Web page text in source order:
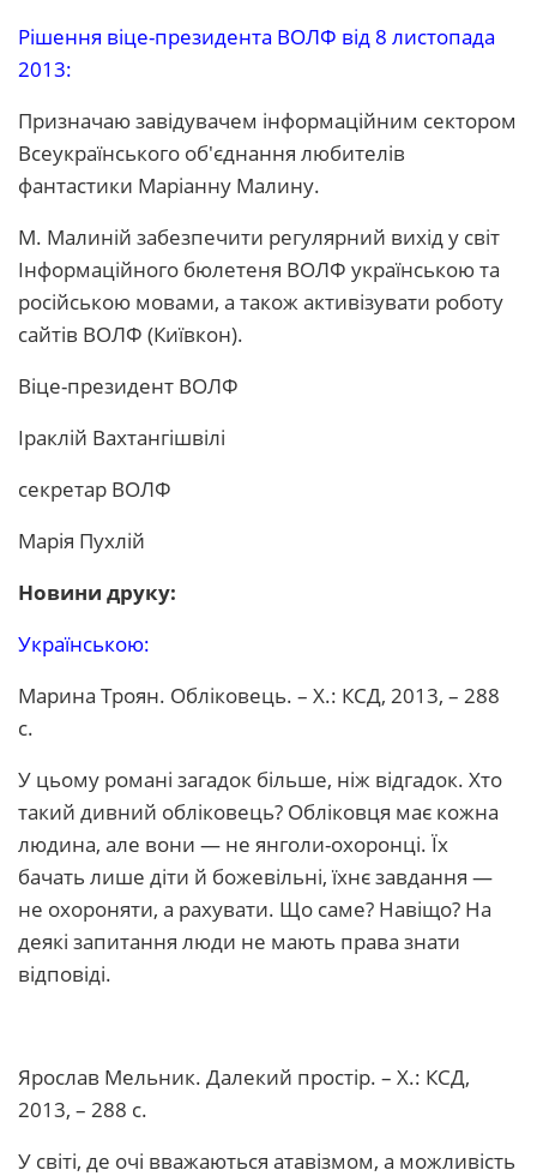
Рішення віце-президента ВОЛФ від 8 листопада
2013:
Призначаю завідувачем інформаційним сектором
Всеукраїнського об'єднання любителів
фантастики Маріанну Малину.
М. Малиній забезпечити регулярний вихід у світ
Інформаційного бюлетеня ВОЛФ українською та
російською мовами, а також активізувати роботу
сайтів ВОЛФ (Київкон).
Віце-президент ВОЛФ
Іраклій Вахтангішвілі
секретар ВОЛФ
Марія Пухлій
Новини друку:
Українською:
Марина Троян. Обліковець. – Х.: КСД, 2013, – 288
с.
У цьому романі загадок більше, ніж відгадок. Хто
такий дивний обліковець? Обліковця має кожна
людина, але вони — не янголи-охоронці. Їх
бачать лише діти й божевільні, їхнє завдання —
не охороняти, а рахувати. Що саме? Навіщо? На
деякі запитання люди не мають права знати
відповіді.
Ярослав Мельник. Далекий простір. – Х.: КСД,
2013, – 288 с.
У світі, де очі вважаються атавізмом, а можливість